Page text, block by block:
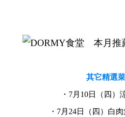
其它精選
・7月10日（四）
・7月24日（四）白